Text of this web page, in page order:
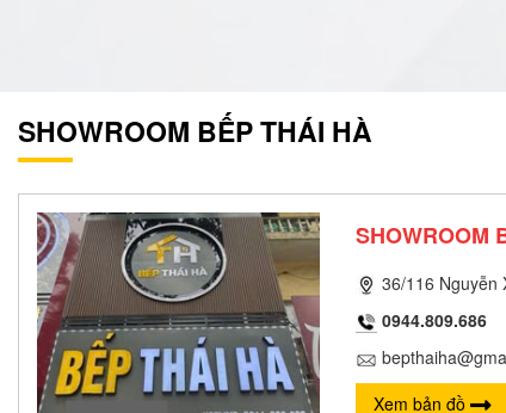
SHOWROOM BẾP THÁI HÀ
SHOWROOM
36/116 Nguyễn
0944.809.686
Xem bản đồ